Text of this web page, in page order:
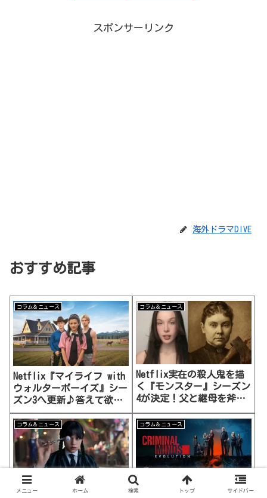
スポンサーリンク
海外ドラマDIVE
おすすめ記事
コラム＆ニュース
Netflix『マイライフ with
ウォルターボーイズ』シー
ズン3へ更新♪答えて欲し
い7つの疑問 三角関係はど
うなる!?
コラム＆ニュース
Netflix実在の殺人鬼を描
く『モンスター』シーズン
4が決定！父と継母を斧で
事件がテーマに
コラム＆ニュース
Netflix『ウェンズデー』
コラム＆ニュース
Disney+配信『クリミナ
メニュー ホーム 検索 トップ サイドバー